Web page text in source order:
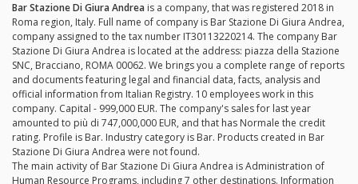
Bar Stazione Di Giura Andrea is a company, that was registered 2018 in
Roma region, Italy. Full name of company is Bar Stazione Di Giura Andrea,
company assigned to the tax number IT30113220214. The company Bar
Stazione Di Giura Andrea is located at the address: piazza della Stazione
SNC, Bracciano, ROMA 00062. We brings you a complete range of reports
and documents featuring legal and financial data, facts, analysis and
official information from Italian Registry. 10 employees work in this
company. Capital - 999,000 EUR. The company's sales for last year
amounted to più di 747,000,000 EUR, and that has Normale the credit
rating. Profile is Bar. Industry category is Bar. Products created in Bar
Stazione Di Giura Andrea were not found.
The main activity of Bar Stazione Di Giura Andrea is Administration of
Human Resource Programs, including 7 other destinations. Information